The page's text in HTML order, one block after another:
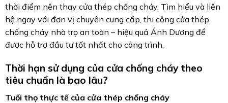
thời điểm nên thay cửa thép chống cháy. Tìm hiểu và liên
hệ ngay với đơn vị chuyên cung cấp, thi công cửa thép
chống cháy nhà trọ an toàn – hiệu quả Ánh Dương để
được hỗ trợ đầu tư tốt nhất cho công trình.
Thời hạn sử dụng của cửa chống cháy theo
tiêu chuẩn là bao lâu?
Tuổi thọ thực tế của cửa thép chống cháy